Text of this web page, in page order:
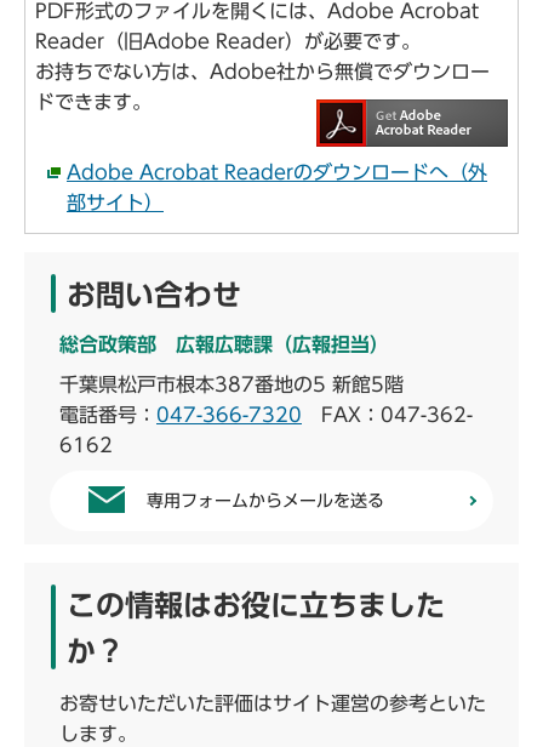
PDF形式のファイルを開くには、Adobe Acrobat
Reader（旧Adobe Reader）が必要です。
お持ちでない方は、Adobe社から無償でダウンロー
ドできます。
Adobe Acrobat Readerのダウンロードへ（外
部サイト）
お問い合わせ
総合政策部 広報広聴課（広報担当）
千葉県松戸市根本387番地の5 新館5階
電話番号： 047-366-7320 FAX：047-362-
6162
専用フォームからメールを送る
この情報はお役に立ちました
か？
お寄せいただいた評価はサイト運営の参考といた
します。